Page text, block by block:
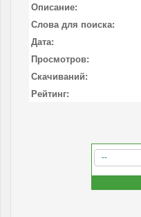
Описание:
Слова для поиска:
Дата:
Просмотров:
Скачиваний:
Рейтинг: